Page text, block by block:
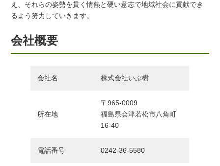
え、それらの姿勢を貫く情熱と硬い意志で地域社会に貢献でき
るよう努力していきます。
会社概要
会社名 株式会社いぶ樹
所在地
〒965-0009
福島県会津若松市八角町
16-40
電話番号 0242-36-5580